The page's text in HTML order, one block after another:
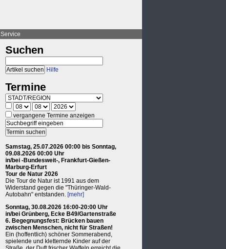
Service
Suchen
Hilfe
Termine
vergangene Termine anzeigen
Samstag, 25.07.2026 00:00 bis Sonntag,
09.08.2026 00:00 Uhr
in/bei -Bundesweit-, Frankfurt-Gießen-
Marburg-Erfurt
Tour de Natur 2026
Die Tour de Natur ist 1991 aus dem
Widerstand gegen die "Thüringer-Wald-
Autobahn" entstanden. [mehr]
Sonntag, 30.08.2026 16:00-20:00 Uhr
in/bei Grünberg, Ecke B49/Gartenstraße
6. Begegnungsfest: Brücken bauen
zwischen Menschen, nicht für Straßen!
Ein (hoffentlich) schöner Sommerabend,
spielende und kletternde Kinder auf der